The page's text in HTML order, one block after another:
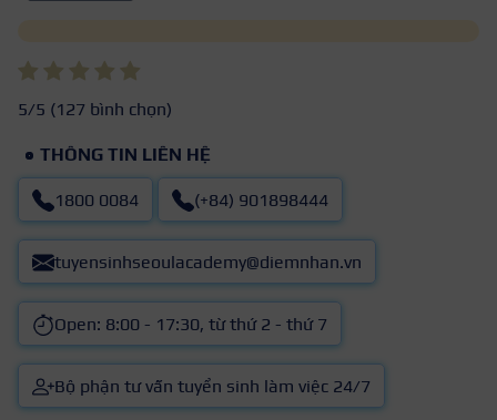
5/5 (127 bình chọn)
THÔNG TIN LIÊN HỆ
1800 0084 (+84) 901898444
tuyensinhseoulacademy@diemnhan.vn
Open: 8:00 - 17:30, từ thứ 2 - thứ 7
Bộ phận tư vấn tuyển sinh làm việc 24/7